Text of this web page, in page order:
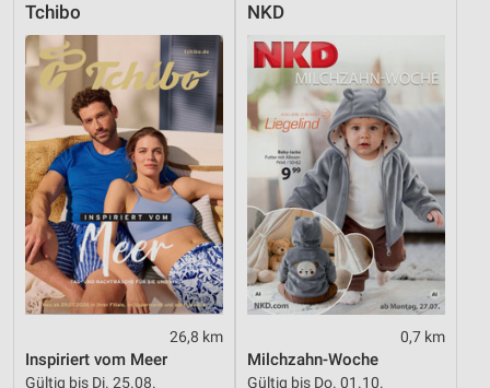
Tchibo
26,8 km
Inspiriert vom Meer
Gültig bis Di. 25.08.
NKD
0,7 km
Milchzahn-Woche
Gültig bis Do. 01.10.
Geräte anhand von aktiv angeforderten
Informationen identifizieren
Nicht-IAB-Verarbeitungszwecke:
Notwendig
Performance
Funktional
Werbung